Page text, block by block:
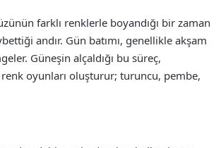
farklı renklerle boyandığı bir zaman
andır. Gün batımı, genellikle akşam
Güneşin alçaldığı bu süreç,
oyunları oluşturur; turuncu, pembe,